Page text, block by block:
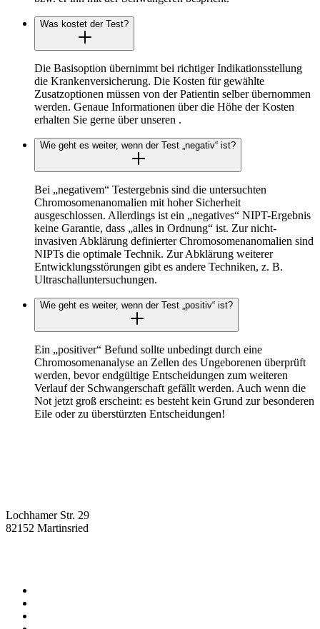
Was kostet der Test?
Die Basisoption übernimmt bei richtiger Indikationsstellung
die Krankenversicherung. Die Kosten für gewählte
Zusatzoptionen müssen von der Patientin selber übernommen
werden. Genaue Informationen über die Höhe der Kosten
erhalten Sie gerne über unseren .
Wie geht es weiter, wenn der Test „negativ“ ist?
Bei „negativem“ Testergebnis sind die untersuchten
Chromosomenanomalien mit hoher Sicherheit
ausgeschlossen. Allerdings ist ein „negatives“ NIPT-Ergebnis
keine Garantie, dass „alles in Ordnung“ ist. Zur nicht-
invasiven Abklärung definierter Chromosomenanomalien sind
NIPTs die optimale Technik. Zur Abklärung weiterer
Entwicklungsstörungen gibt es andere Techniken, z. B.
Ultraschalluntersuchungen.
Wie geht es weiter, wenn der Test „positiv“ ist?
Ein „positiver“ Befund sollte unbedingt durch eine
Chromosomenanalyse an Zellen des Ungeborenen überprüft
werden, bevor endgültige Entscheidungen zum weiteren
Verlauf der Schwangerschaft gefällt werden. Auch wenn die
Not jetzt groß erscheint: es besteht kein Grund zur besonderen
Eile oder zu überstürzten Entscheidungen!
Lochhamer Str. 29
82152 Martinsried